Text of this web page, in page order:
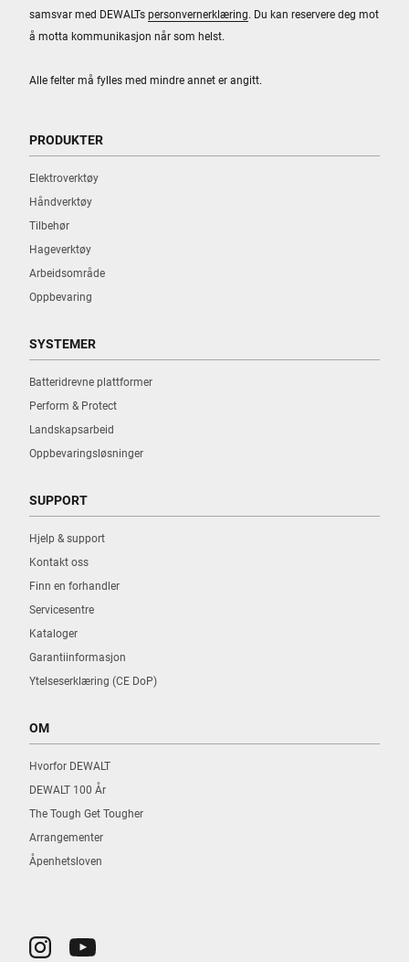
Alle felter må fylles med mindre annet er angitt.
samsvar med DEWALTs personvernerklæring. Du kan reservere deg mot
å motta kommunikasjon når som helst.
PRODUKTER
Elektroverktøy
Håndverktøy
Tilbehør
Hageverktøy
Arbeidsområde
Oppbevaring
SYSTEMER
Batteridrevne plattformer
Perform & Protect
Landskapsarbeid
Oppbevaringsløsninger
SUPPORT
Hjelp & support
Kontakt oss
Finn en forhandler
Servicesentre
Kataloger
Garantiinformasjon
Ytelseserklæring (CE DoP)
OM
Hvorfor DEWALT
DEWALT 100 År
The Tough Get Tougher
Arrangementer
Åpenhetsloven